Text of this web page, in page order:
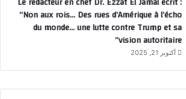
“Non aux rois… Des rues d’Amérique à l’écho
du monde… une lutte contre Trump et sa
vision autoritaire”
أكتوبر 21, 2025